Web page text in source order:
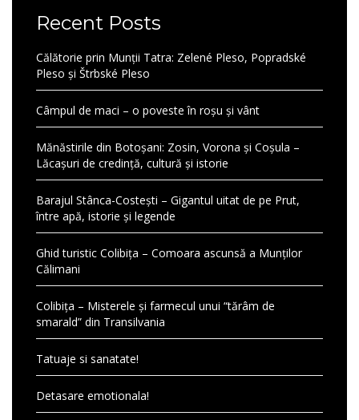
Recent Posts
Călătorie prin Munții Tatra: Zelené Pleso, Popradské
Pleso și Štrbské Pleso
Câmpul de maci – o poveste în roșu și vânt
Mănăstirile din Botoșani: Zosin, Vorona și Coșula –
Lăcașuri de credință, cultură și istorie
Barajul Stânca-Costești – Gigantul uitat de pe Prut,
între apă, istorie și legende
Ghid turistic Colibița – Comoara ascunsă a Munților
Călimani
Colibița – Misterele și farmecul unui “tărâm de
smarald” din Transilvania
Tatuaje si sanatate!
Detasare emotionala!